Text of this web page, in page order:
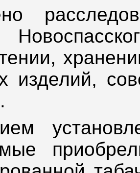
изделий,